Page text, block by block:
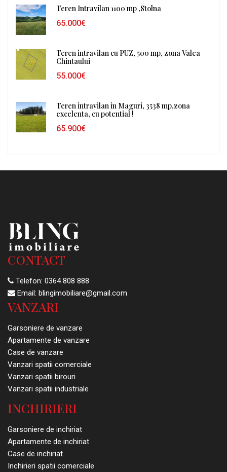
Teren Intravilan 1100 mp ,Stolna
65.000€
Teren intravilan cu PUZ, 500 mp, zona Valea
Chintaului
55.000€
Teren intravilan in Maguri, 3538 mp,zona
excelenta, cu potential !
65.900€
CONTACT
Telefon: 0364 808 888
Email: blingimobiliare@gmail.com
VANZARI
Garsoniere de vanzare
Apartamente de vanzare
Case de vanzare
Vanzari spatii comerciale
Vanzari spatii birouri
Vanzari spatii industriale
INCHIRIERI
Garsoniere de inchiriat
Apartamente de inchiriat
Case de inchiriat
Inchirieri spatii comerciale